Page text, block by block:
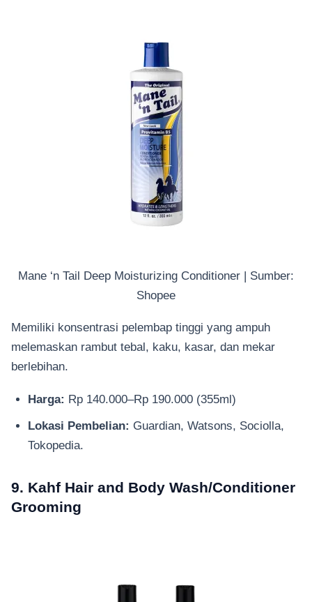
Mane ‘n Tail Deep Moisturizing Conditioner | Sumber:
Shopee
Memiliki konsentrasi pelembap tinggi yang ampuh
melemaskan rambut tebal, kaku, kasar, dan mekar
berlebihan.
Harga: Rp 140.000–Rp 190.000 (355ml)
Lokasi Pembelian: Guardian, Watsons, Sociolla,
Tokopedia.
9. Kahf Hair and Body Wash/Conditioner
Grooming